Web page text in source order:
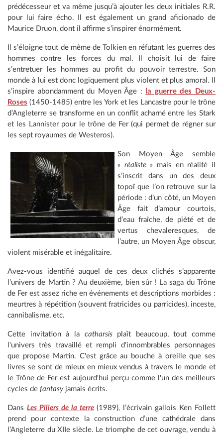
prédécesseur et va même jusqu’à ajouter les deux initiales R.R.
pour lui faire écho. Il est également un grand aficionado de
Maurice Druon, dont il affirme s'inspirer énormément.
Il s’éloigne tout de même de Tolkien en réfutant les guerres des
hommes contre les forces du mal. Il choisit lui de faire
s’entretuer les hommes au profit du pouvoir terrestre. Son
monde à lui est donc logiquement plus violent et plus amoral. Il
s’inspire abondamment du Moyen Âge :
la guerre des Deux-
Roses (1450-1485) entre les York et les Lancastre pour le trône
d’Angleterre se transforme en un conflit acharné entre les Stark
et les Lannister pour le trône de Fer (qui permet de régner sur
les sept royaumes de Westeros).
Son Moyen Âge semble
« réaliste » mais en réalité il
s’inscrit dans un des deux
topoï que l’on retrouve sur la
période : d’un côté, un Moyen
Âge fait d’amour courtois,
d’eau fraîche, de piété et de
vertus chevaleresques, de
l’autre, un Moyen Âge obscur,
violent misérable et inégalitaire.
Avez-vous identifié auquel de ces deux clichés s’apparente
l’univers de Martin ? Au deuxième, bien sûr ! La saga du Trône
de Fer est assez riche en événements et descriptions morbides :
meurtres à répétition (souvent fratricides ou parricides), inceste,
cannibalisme, etc.
Cette invitation à la catharsis plaît beaucoup, tout comme
l'univers très travaillé et rempli d'innombrables personnages
que propose Martin. C'est grâce au bouche à oreille que ses
livres se sont de mieux en mieux vendus à travers le monde et
le Trône de Fer est aujourd'hui perçu comme l'un des meilleurs
cycles de fantasyjamais écrits.
Dans Les Piliers de la terre(1989), l’écrivain gallois Ken Follett
prend pour contexte la construction d’une cathédrale dans
l’Angleterre du XIIe siècle. Le triomphe de cet ouvrage, vendu à